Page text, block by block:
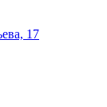
17